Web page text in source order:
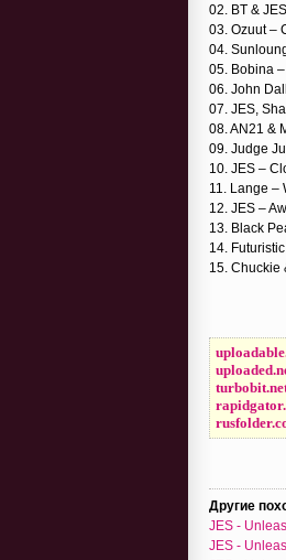
02. BT &
03. Ozuut –
04.
05. Bobina
06. John
07. JES,
08. AN21 &
09. Judge
10. JES –
11. Lange –
12. JES –
13. Black
14.
15. Chuckie
Другие
JES -
JES -